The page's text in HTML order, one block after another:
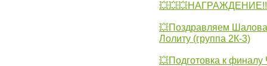
💥Поздравляем
Лолиту (группа 2К-3)
💥Подготовка к